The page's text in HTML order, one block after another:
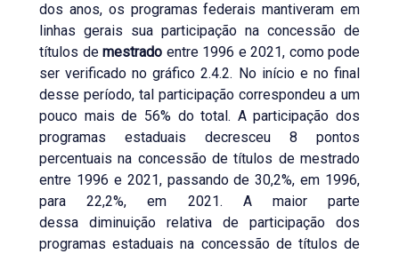
dos anos, os programas federais mantiveram em
linhas gerais sua participação na concessão de
títulos de mestrado entre 1996 e 2021, como pode
ser verificado no gráfico 2.4.2. No início e no final
desse período, tal participação correspondeu a um
pouco mais de 56% do total. A participação dos
programas estaduais decresceu 8 pontos
percentuais na concessão de títulos de mestrado
entre 1996 e 2021, passando de 30,2%, em 1996,
para 22,2%, em 2021. A maior parte
dessa diminuição relativa de participação dos
programas estaduais na concessão de títulos de